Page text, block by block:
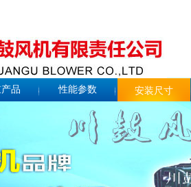
品 性能参数 安装尺寸